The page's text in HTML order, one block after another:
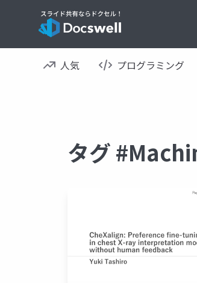
人気 プログラミング
タグ